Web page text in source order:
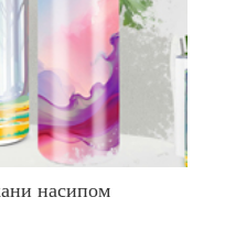
насипом